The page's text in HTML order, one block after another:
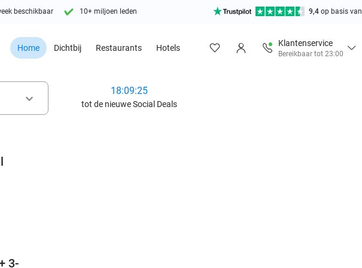
beschikbaar 10+ miljoen leden 9,4 op basis van
Home Dichtbij Restaurants Hotels
Klantenservice
Bereikbaar tot 23:00
keyboard_arrow_down
18:09:23
tot de nieuwe Social Deals
3-